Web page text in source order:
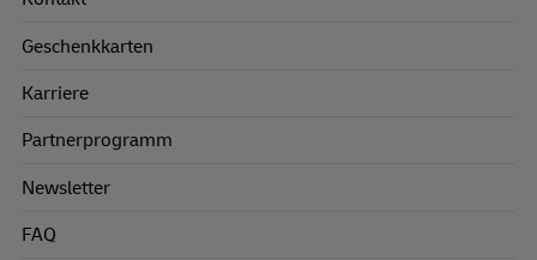
Geschenkkarten
Karriere
Partnerprogramm
Newsletter
FAQ